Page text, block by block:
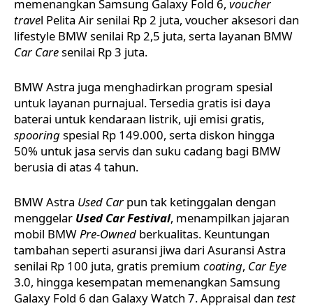
memenangkan Samsung Galaxy Fold 6, voucher
travel Pelita Air senilai Rp 2 juta, voucher aksesori dan
lifestyle BMW senilai Rp 2,5 juta, serta layanan BMW
Car Caresenilai Rp 3 juta.
BMW Astra juga menghadirkan program spesial
untuk layanan purnajual. Tersedia gratis isi daya
baterai untuk kendaraan listrik, uji emisi gratis,
spooring spesial Rp 149.000, serta diskon hingga
50% untuk jasa servis dan suku cadang bagi BMW
berusia di atas 4 tahun.
BMW Astra Used Car pun tak ketinggalan dengan
menggelar Used Car Festival, menampilkan jajaran
mobil BMWPre-Owned berkualitas. Keuntungan
tambahan seperti asuransi jiwa dari Asuransi Astra
senilai Rp 100 juta, gratis premium coating, Car Eye
3.0, hingga kesempatan memenangkan Samsung
Galaxy Fold 6 dan Galaxy Watch 7. Appraisal dan test